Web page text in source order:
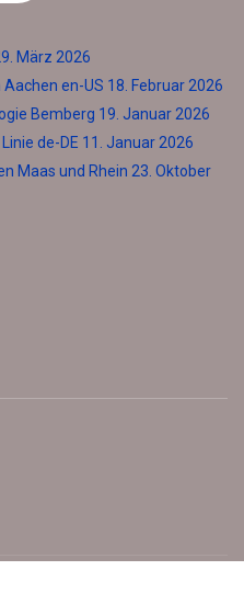
März 2026
en-US 18. Februar 2026
Bemberg 19. Januar 2026
de-DE 11. Januar 2026
Maas und Rhein 23. Oktober